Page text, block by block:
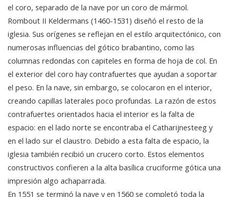
el coro, separado de la nave por un coro de mármol.
Rombout II Keldermans (1460-1531) diseñó el resto de la
iglesia. Sus orígenes se reflejan en el estilo arquitectónico, con
numerosas influencias del gótico brabantino, como las
columnas redondas con capiteles en forma de hoja de col. En
el exterior del coro hay contrafuertes que ayudan a soportar
el peso. En la nave, sin embargo, se colocaron en el interior,
creando capillas laterales poco profundas. La razón de estos
contrafuertes orientados hacia el interior es la falta de
espacio: en el lado norte se encontraba el Catharijnesteeg y
en el lado sur el claustro. Debido a esta falta de espacio, la
iglesia también recibió un crucero corto. Estos elementos
constructivos confieren a la alta basílica cruciforme gótica una
impresión algo achaparrada.
En 1551 se terminó la nave y en 1560 se completó toda la